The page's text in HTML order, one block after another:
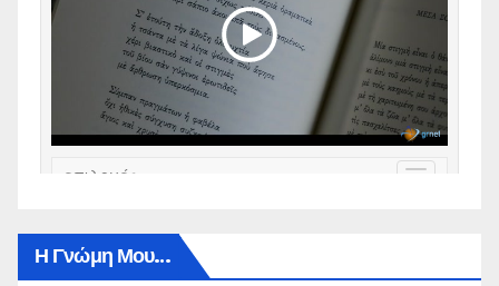
Η Γνώμη Μου…